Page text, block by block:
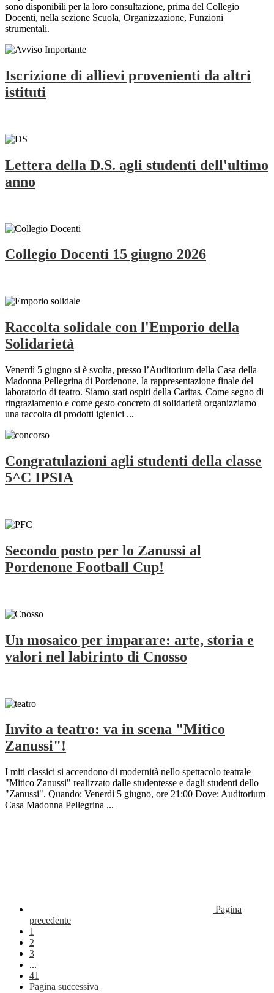
sono disponibili per la loro consultazione, prima del Collegio
Docenti, nella sezione Scuola, Organizzazione, Funzioni
strumentali.
Iscrizione di allievi provenienti da altri
istituti
Lettera della D.S. agli studenti dell'ultimo
anno
Collegio Docenti 15 giugno 2026
Raccolta solidale con l'Emporio della
Solidarietà
Venerdì 5 giugno si è svolta, presso l’Auditorium della Casa della
Madonna Pellegrina di Pordenone, la rappresentazione finale del
laboratorio di teatro. Siamo stati ospiti della Caritas. Come segno di
ringraziamento e come gesto concreto di solidarietà organizziamo
una raccolta di prodotti igienici ...
Congratulazioni agli studenti della classe
5^C IPSIA
Secondo posto per lo Zanussi al
Pordenone Football Cup!
Un mosaico per imparare: arte, storia e
valori nel labirinto di Cnosso
Invito a teatro: va in scena "Mitico
Zanussi"!
I miti classici si accendono di modernità nello spettacolo teatrale
"Mitico Zanussi" realizzato dalle studentesse e dagli studenti dello
"Zanussi". Quando: Venerdì 5 giugno, ore 21:00 Dove: Auditorium
Casa Madonna Pellegrina ...
Pagina
precedente
1
2
3
...
41
Pagina successiva